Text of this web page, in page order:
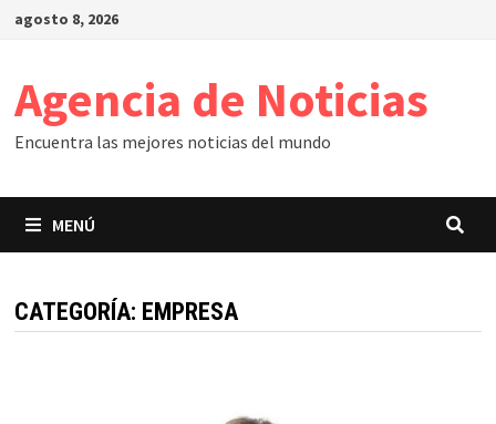
Saltar
agosto 8, 2026
Agencia de Noticias
Encuentra las mejores noticias del mundo
MENÚ
CATEGORÍA: EMPRESA